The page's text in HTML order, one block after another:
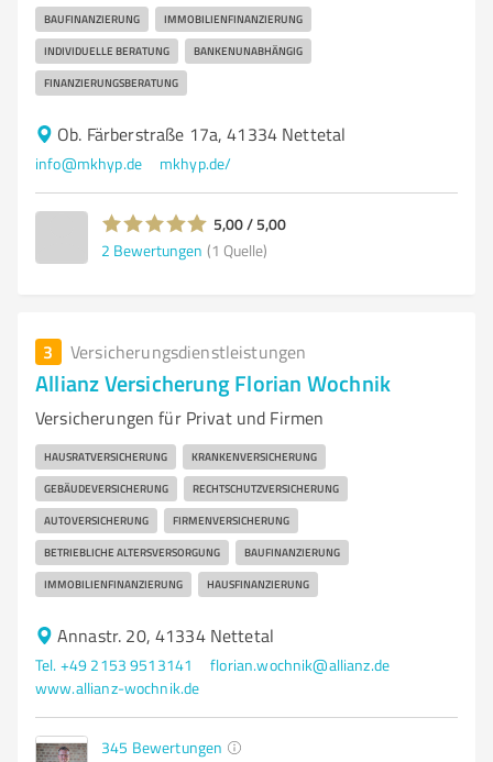
BAUFINANZIERUNG IMMOBILIENFINANZIERUNG
INDIVIDUELLE BERATUNG BANKENUNABHÄNGIG
FINANZIERUNGSBERATUNG
Ob. Färberstraße 17a, 41334 Nettetal
info@mkhyp.de mkhyp.de/
5,00 / 5,00
2 Bewertungen (1 Quelle)
3 Versicherungsdienstleistungen
Allianz Versicherung Florian Wochnik
Versicherungen für Privat und Firmen
HAUSRATVERSICHERUNG KRANKENVERSICHERUNG
GEBÄUDEVERSICHERUNG RECHTSCHUTZVERSICHERUNG
AUTOVERSICHERUNG FIRMENVERSICHERUNG
BETRIEBLICHE ALTERSVERSORGUNG BAUFINANZIERUNG
IMMOBILIENFINANZIERUNG HAUSFINANZIERUNG
Annastr. 20, 41334 Nettetal
Tel. +49 2153 9513141
florian.wochnik@allianz.de
www.allianz-wochnik.de
345 Bewertungen